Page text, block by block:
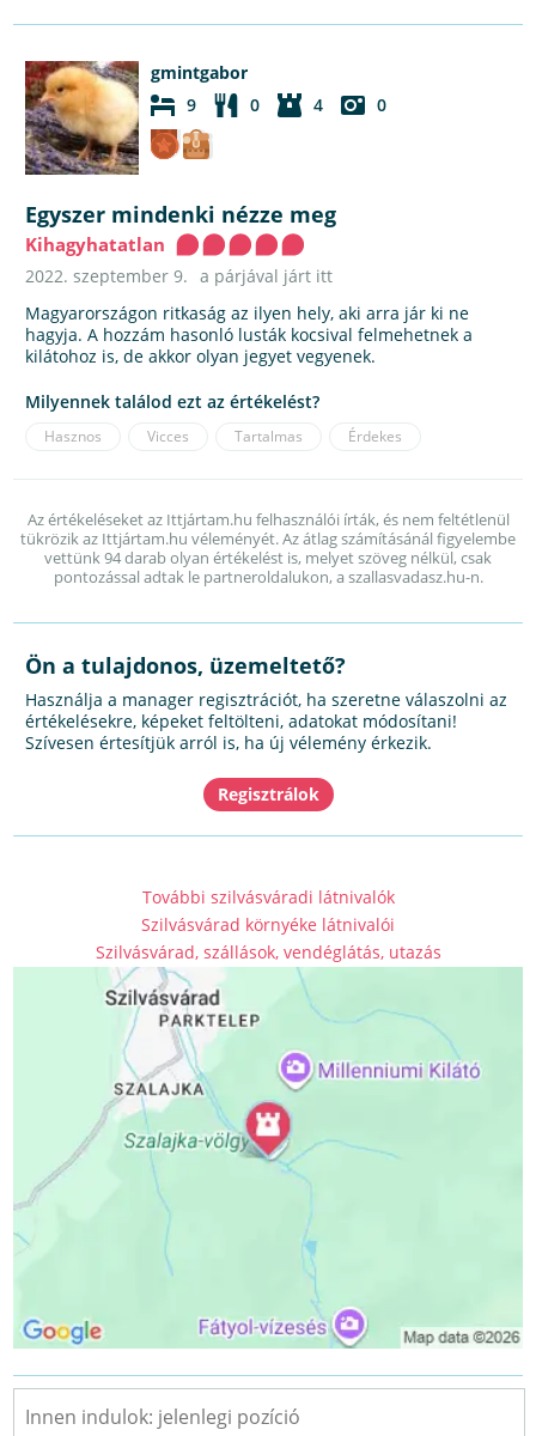
gmintgabor
9
0 4 0
Egyszer mindenki nézze meg
Kihagyhatatlan
2022. szeptember 9. a párjával járt itt
Magyarországon ritkaság az ilyen hely, aki arra jár ki ne
hagyja. A hozzám hasonló lusták kocsival felmehetnek a
kilátohoz is, de akkor olyan jegyet vegyenek.
Milyennek találod ezt az értékelést?
Hasznos Vicces Tartalmas Érdekes
Az értékeléseket az Ittjártam.hu felhasználói írták, és nem feltétlenül
tükrözik az Ittjártam.hu véleményét. Az átlag számításánál figyelembe
vettünk 94 darab olyan értékelést is, melyet szöveg nélkül, csak
pontozással adtak le partneroldalukon, a szallasvadasz.hu-n.
Ön a tulajdonos, üzemeltető?
Használja a manager regisztrációt, ha szeretne válaszolni az
értékelésekre, képeket feltölteni, adatokat módosítani!
Szívesen értesítjük arról is, ha új vélemény érkezik.
További szilvásváradi látnivalók
Szilvásvárad környéke látnivalói
Szilvásvárad, szállások, vendéglátás, utazás